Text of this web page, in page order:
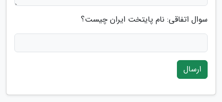
سوال اتفاقی: نام پایتخت ایران چیست؟
ارسال